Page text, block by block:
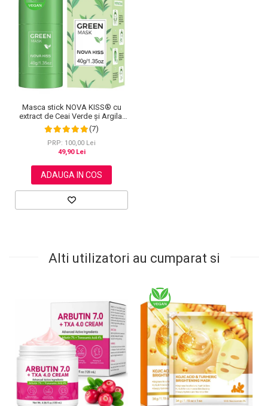
Masca stick NOVA KISS® cu
extract de Ceai Verde și Argila,
impotriva Acneei, Excesului de
Sebum, Anti Puncte Negre, 40 g
(7)
PRP: 100,00 Lei
49,90 Lei
ADAUGA IN COS
Alti utilizatori au cumparat si